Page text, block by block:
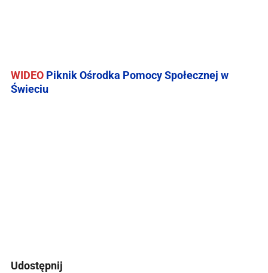
WIDEO Piknik Ośrodka Pomocy Społecznej w
Świeciu
Udostępnij